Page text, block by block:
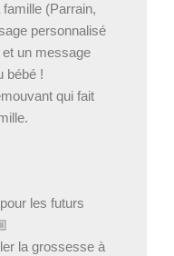
(Parrain,
personnalisé
un message
bébé !
qui fait
les futurs
la grossesse à